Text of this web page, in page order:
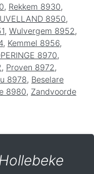
, Rekkem 8930,
8950,
, Wulvergem 8952 ,
, Kemmel 8956,
8970,
, Proven 8972 ,
8978, Beselare
8980, Zandvoorde